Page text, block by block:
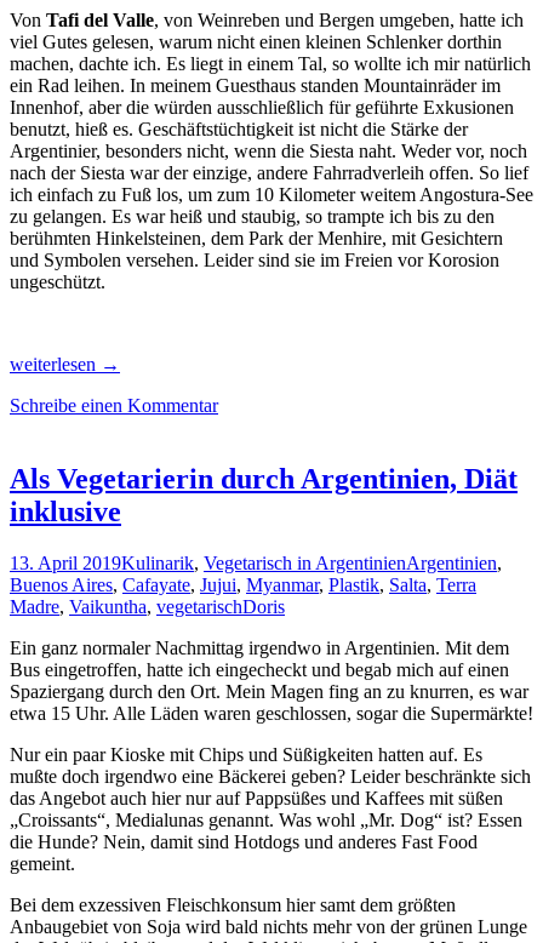
Von Tafi del Valle, von Weinreben und Bergen umgeben, hatte ich
viel Gutes gelesen, warum nicht einen kleinen Schlenker dorthin
machen, dachte ich. Es liegt in einem Tal, so wollte ich mir natürlich
ein Rad leihen. In meinem Guesthaus standen Mountainräder im
Innenhof, aber die würden ausschließlich für geführte Exkusionen
benutzt, hieß es. Geschäftstüchtigkeit ist nicht die Stärke der
Argentinier, besonders nicht, wenn die Siesta naht. Weder vor, noch
nach der Siesta war der einzige, andere Fahrradverleih offen. So lief
ich einfach zu Fuß los, um zum 10 Kilometer weitem Angostura-See
zu gelangen. Es war heiß und staubig, so trampte ich bis zu den
berühmten Hinkelsteinen, dem Park der Menhire, mit Gesichtern
und Symbolen versehen. Leider sind sie im Freien vor Korosion
ungeschützt.
Die
Schönheit
del
Valle
und
erleben
weiterlesen →
Schreibe einen Kommentar
Als Vegetarierin durch Argentinien, Diät
inklusive
13. April 2019Kulinarik, Vegetarisch in ArgentinienArgentinien,
Buenos Aires, Cafayate, Jujui, Myanmar, Plastik, Salta, Terra
Madre, Vaikuntha, vegetarischDoris
Ein ganz normaler Nachmittag irgendwo in Argentinien. Mit dem
Bus eingetroffen, hatte ich eingecheckt und begab mich auf einen
Spaziergang durch den Ort. Mein Magen fing an zu knurren, es war
etwa 15 Uhr. Alle Läden waren geschlossen, sogar die Supermärkte!
Nur ein paar Kioske mit Chips und Süßigkeiten hatten auf. Es
mußte doch irgendwo eine Bäckerei geben? Leider beschränkte sich
das Angebot auch hier nur auf Pappsüßes und Kaffees mit süßen
„Croissants“, Medialunas genannt. Was wohl „Mr. Dog“ ist? Essen
die Hunde? Nein, damit sind Hotdogs und anderes Fast Food
gemeint.
Bei dem exzessiven Fleischkonsum hier samt dem größten
Anbaugebiet von Soja wird bald nichts mehr von der grünen Lunge